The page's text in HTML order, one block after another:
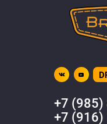
+7 (985)
+7